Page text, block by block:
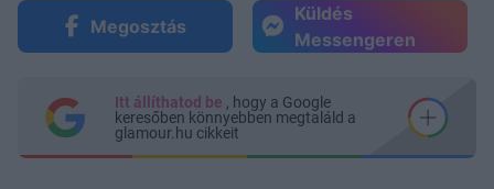
Megosztás
Küldés
Messengeren
Itt állíthatod be , hogy a Google
keresőben könnyebben megtaláld a
glamour.hu cikkeit